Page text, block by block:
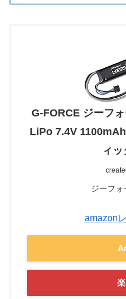
G-FORCE ジーフ
LiPo 7.4V
ィ
ジーフ
amazon